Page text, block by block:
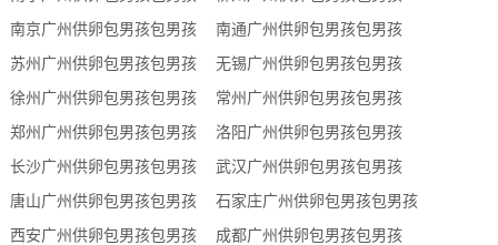
南京广州供卵包男孩包男孩
南通广州供卵包男孩包男孩
苏州广州供卵包男孩包男孩
无锡广州供卵包男孩包男孩
徐州广州供卵包男孩包男孩
常州广州供卵包男孩包男孩
郑州广州供卵包男孩包男孩
洛阳广州供卵包男孩包男孩
长沙广州供卵包男孩包男孩
武汉广州供卵包男孩包男孩
唐山广州供卵包男孩包男孩
石家庄广州供卵包男孩包男孩
西安广州供卵包男孩包男孩
成都广州供卵包男孩包男孩